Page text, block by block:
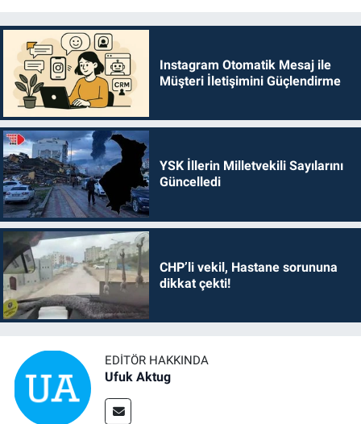
Instagram Otomatik Mesaj ile
Müşteri İletişimini Güçlendirme
YSK İllerin Milletvekili Sayılarını
Güncelledi
CHP’li vekil, Hastane sorununa
dikkat çekti!
EDITÖR HAKKINDA
Ufuk Aktug